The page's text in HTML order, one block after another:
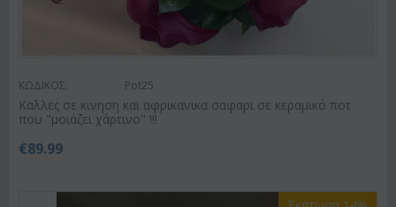
ΚΩΔΙΚΟΣ: Pot25
Καλλες σε κινηση και αφρικανικα σαφαρι σε κεραμικό ποτ
που "μοιάζει χάρτινο" !!!
€89.99